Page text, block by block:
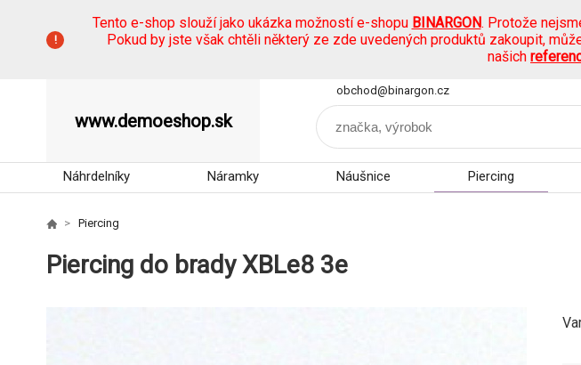
Tento e-shop slouží jako ukázka možností e-shopu BINARGON. Protože
Pokud by jste však chtěli některý ze zde uvedených produktů zakoupit,
našich
www.demoeshop.sk
obchod@binargon.cz
Náhrdelníky Náramky Náušnice Piercing
Piercing
Piercing do brady XBLe8 3e